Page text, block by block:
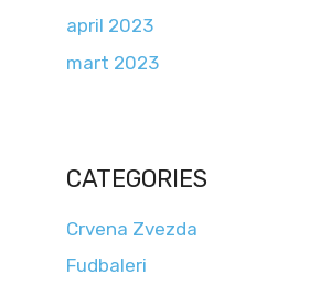
april 2023
mart 2023
CATEGORIES
Crvena Zvezda
Fudbaleri